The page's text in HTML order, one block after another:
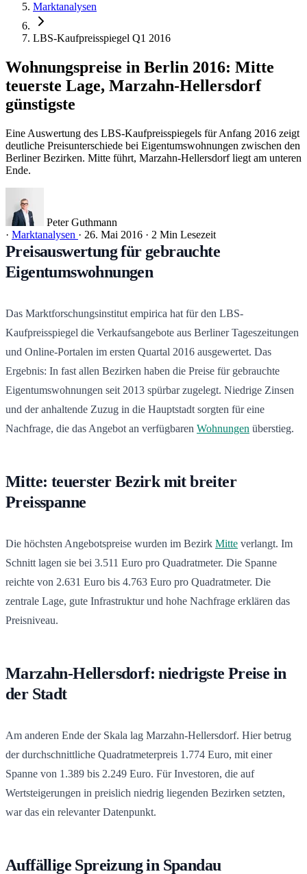
Marktanalysen
LBS-Kaufpreisspiegel Q1 2016
Wohnungspreise in Berlin 2016: Mitte
teuerste Lage, Marzahn-Hellersdorf
günstigste
Eine Auswertung des LBS-Kaufpreisspiegels für Anfang 2016 zeigt
deutliche Preisunterschiede bei Eigentumswohnungen zwischen den
Berliner Bezirken. Mitte führt, Marzahn-Hellersdorf liegt am unteren
Ende.
Peter Guthmann
· Marktanalysen · 26. Mai 2016 · 2 Min Lesezeit
Preisauswertung für gebrauchte
Eigentumswohnungen
Das Marktforschungsinstitut empirica hat für den LBS-
Kaufpreisspiegel die Verkaufsangebote aus Berliner Tageszeitungen
und Online-Portalen im ersten Quartal 2016 ausgewertet. Das
Ergebnis: In fast allen Bezirken haben die Preise für gebrauchte
Eigentumswohnungen seit 2013 spürbar zugelegt. Niedrige Zinsen
und der anhaltende Zuzug in die Hauptstadt sorgten für eine
Nachfrage, die das Angebot an verfügbaren Wohnungen überstieg.
Mitte: teuerster Bezirk mit breiter
Preisspanne
Die höchsten Angebotspreise wurden im Bezirk Mitte verlangt. Im
Schnitt lagen sie bei 3.511 Euro pro Quadratmeter. Die Spanne
reichte von 2.631 Euro bis 4.763 Euro pro Quadratmeter. Die
zentrale Lage, gute Infrastruktur und hohe Nachfrage erklären das
Preisniveau.
Marzahn-Hellersdorf: niedrigste Preise in
der Stadt
Am anderen Ende der Skala lag Marzahn-Hellersdorf. Hier betrug
der durchschnittliche Quadratmeterpreis 1.774 Euro, mit einer
Spanne von 1.389 bis 2.249 Euro. Für Investoren, die auf
Wertsteigerungen in preislich niedrig liegenden Bezirken setzten,
war das ein relevanter Datenpunkt.
Auffällige Spreizung in Spandau